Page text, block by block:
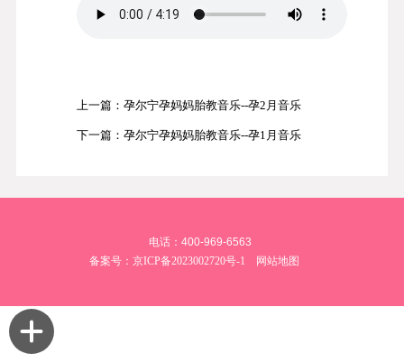
上一篇：孕尔宁孕妈妈胎教音乐--孕2月音乐
下一篇：孕尔宁孕妈妈胎教音乐--孕1月音乐
电话：400-969-6563
备案号：京ICP备2023002720号-1 网站地图